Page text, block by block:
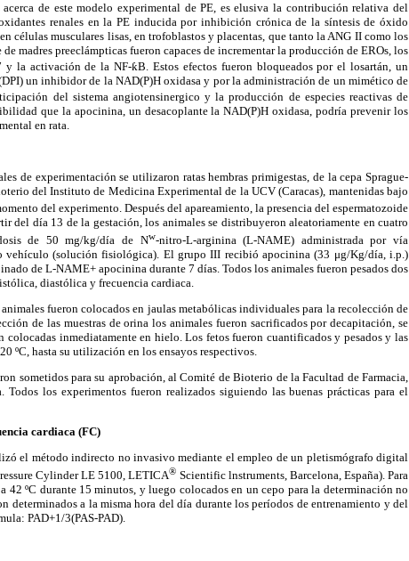
de este modelo experimental de PE, es elusiva la contribución relativa del
renales en la PE inducida por inhibición crónica de la síntesis de óxido
células musculares lisas, en trofoblastos y placentas, que tanto la ANG II como los
madres preeclámpticas fueron capaces de incrementar la producción de EROs, los
la activación de la NF-ƙB. Estos efectos fueron bloqueados por el losartán, un
un inhibidor de la NAD(P)H oxidasa y por la administración de un mimético de
del sistema angiotensinergico y la producción de especies reactivas de
que la apocinina, un desacoplante la NAD(P)H oxidasa, podría prevenir los
en rata.
de experimentación se utilizaron ratas hembras primigestas, de la cepa Sprague-
del Instituto de Medicina Experimental de la UCV (Caracas), mantenidas bajo
del experimento. Después del apareamiento, la presencia del espermatozoide
del día 13 de la gestación, los animales se distribuyeron aleatoriamente en cuatro
de 50 mg/kg/día de Nw-nitro-L-arginina (L-NAME) administrada por vía
vehículo (solución fisiológica). El grupo III recibió apocinina (33 μg/Kg/día, i.p.)
de L-NAME+ apocinina durante 7 días. Todos los animales fueron pesados dos
diastólica y frecuencia cardiaca.
fueron colocados en jaulas metabólicas individuales para la recolección de
de las muestras de orina los animales fueron sacrificados por decapitación, se
inmediatamente en hielo. Los fetos fueron cuantificados y pesados y las
ºC, hasta su utilización en los ensayos respectivos.
sometidos para su aprobación, al Comité de Bioterio de la Facultad de Farmacia,
Todos los experimentos fueron realizados siguiendo las buenas prácticas para el
cardiaca (FC)
el método indirecto no invasivo mediante el empleo de un pletismógrafo digital
Cylinder LE 5100, LETICA® Scientific lnstruments, Barcelona, España). Para
42 ºC durante 15 minutos, y luego colocados en un cepo para la determinación no
determinados a la misma hora del día durante los períodos de entrenamiento y del
PAD+1/3(PAS-PAD).